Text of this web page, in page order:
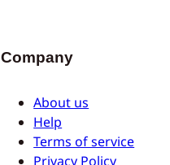
Company
About us
Help
Terms of service
Privacy Policy